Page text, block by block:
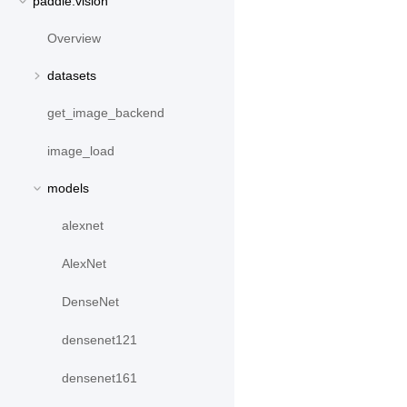
Overview
datasets
get_image_backend
image_load
models
alexnet
AlexNet
DenseNet
densenet121
densenet161